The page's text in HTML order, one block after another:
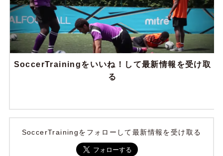
SoccerTrainingをいいね！して最新情報を受け取
る
SoccerTrainingをフォローして最新情報を受け取る